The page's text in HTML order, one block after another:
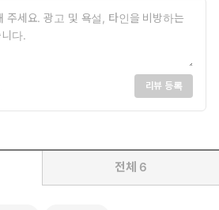
리뷰 등록
전체 6